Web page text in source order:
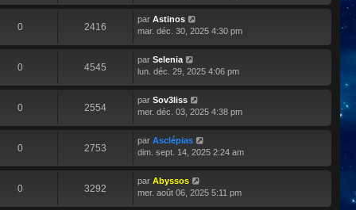
0 2416
par Astinos
mar. déc. 30, 2025 4:30 pm
0 4545
par Selenia
lun. déc. 29, 2025 4:06 pm
0 2554
par Sov3liss
mer. déc. 03, 2025 4:38 pm
0 2753
par Asclépias
dim. sept. 14, 2025 2:24 am
0 3292
par Abyssos
mer. août 06, 2025 5:11 pm